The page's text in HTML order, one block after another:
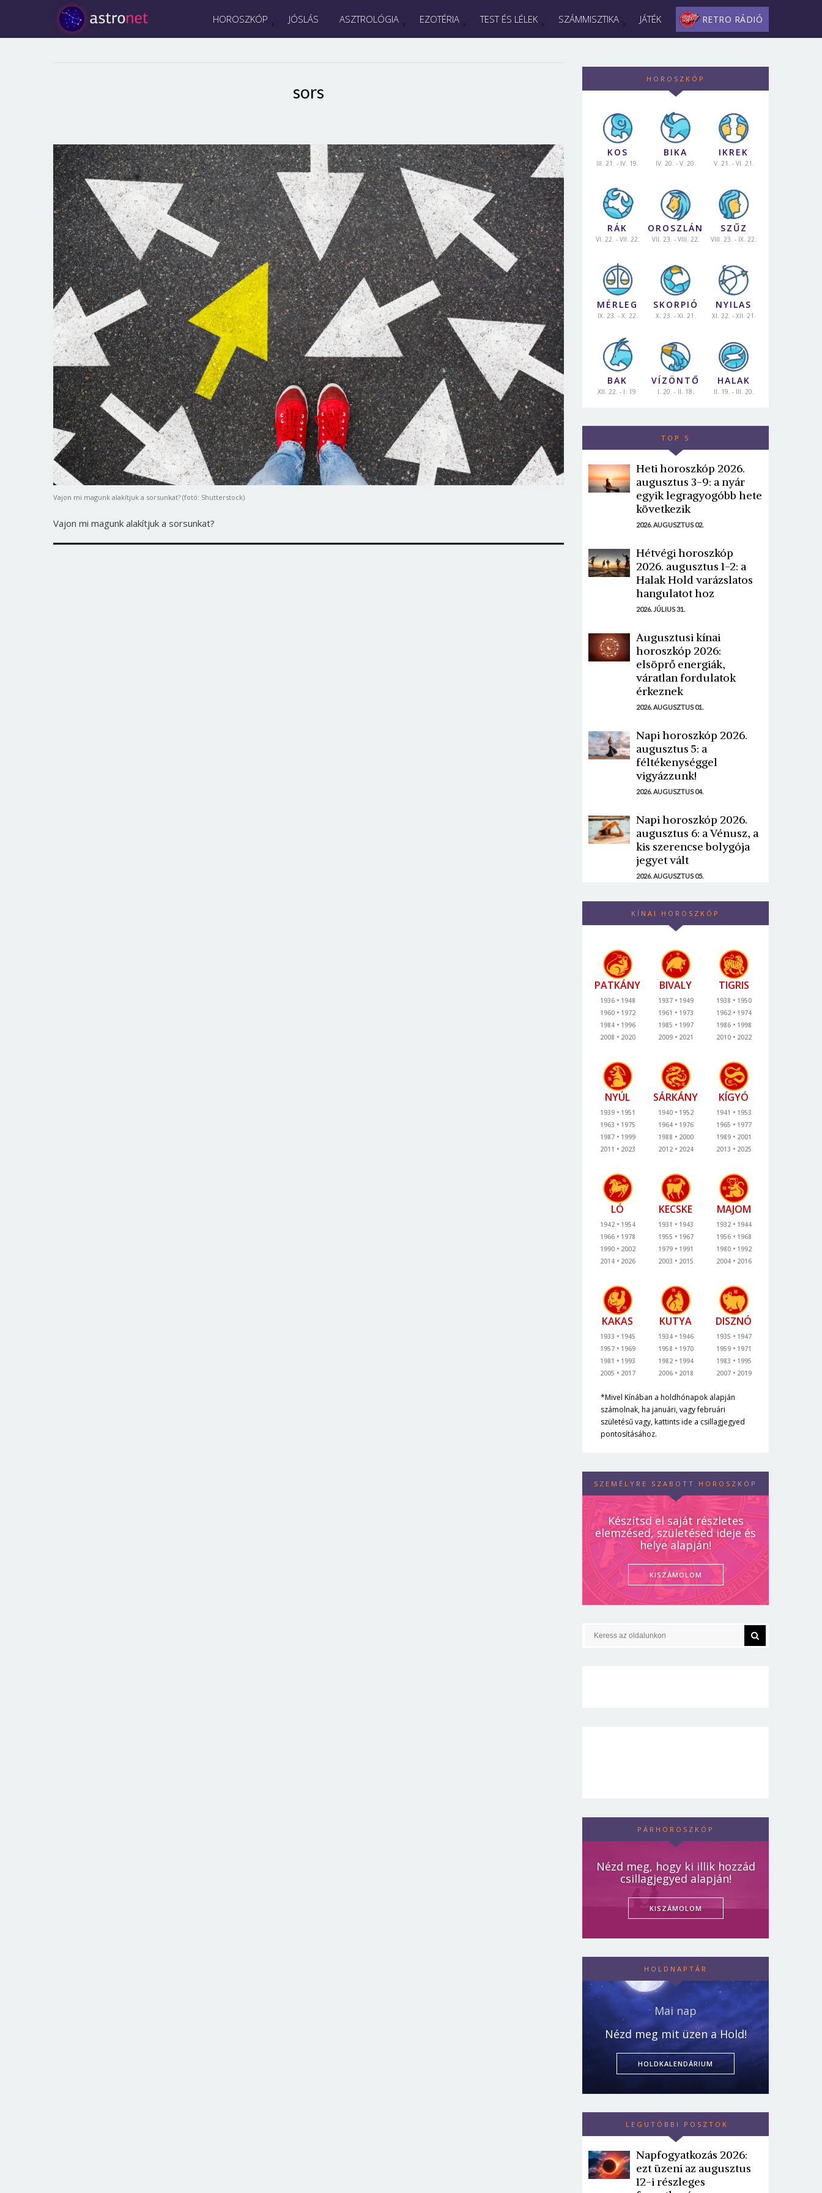
HOROSZKÓP JÓSLÁS ASZTROLÓGIA EZOTÉRIA TEST ÉS LÉLEK SZÁMMISZTIKA JÁTÉK RETRO RÁDIÓ
sors
Vajon mi magunk alakítjuk a sorsunkat? (fotó: Shutterstock)
Vajon mi magunk alakítjuk a sorsunkat?
HOROSZKÓP
KOS
III. 21. - IV. 19.
BIKA
IV. 20. - V. 20.
IKREK
V. 21. - VI. 21.
RÁK
VI. 22. - VII. 22.
OROSZLÁN
VII. 23. - VIII. 22.
SZŰZ
VIII. 23. - IX. 22.
MÉRLEG
IX. 23. - X. 22.
SKORPIÓ
X. 23. - XI. 21.
NYILAS
XI. 22. - XII. 21.
BAK
XII. 22. - I. 19.
VÍZÖNTŐ
I. 20. - II. 18.
HALAK
II. 19. - III. 20.
TOP 5
Heti horoszkóp 2026.
augusztus 3-9: a nyár
egyik legragyogóbb hete
következik
2026. AUGUSZTUS 02.
Hétvégi horoszkóp
2026. augusztus 1-2: a
Halak Hold varázslatos
hangulatot hoz
2026. JÚLIUS 31.
Augusztusi kínai
horoszkóp 2026:
elsöprő energiák,
váratlan fordulatok
érkeznek
2026. AUGUSZTUS 01.
Napi horoszkóp 2026.
augusztus 5: a
féltékenységgel
vigyázzunk!
2026. AUGUSZTUS 04.
Napi horoszkóp 2026.
augusztus 6: a Vénusz, a
kis szerencse bolygója
jegyet vált
2026. AUGUSZTUS 05.
KÍNAI HOROSZKÓP
PATKÁNY
1936
1948
1960
1972
1984
1996
2008
2020
BIVALY
1937
1949
1961
1973
1985
1997
2009
2021
TIGRIS
1938
1950
1962
1974
1986
1998
2010
2022
NYÚL
1939
1951
1963
1975
1987
1999
2011
2023
SÁRKÁNY
1940
1952
1964
1976
1988
2000
2012
2024
KÍGYÓ
1941
1953
1965
1977
1989
2001
2013
2025
LÓ
1942
1954
1966
1978
1990
2002
2014
2026
KECSKE
1931
1943
1955
1967
1979
1991
2003
2015
MAJOM
1932
1944
1956
1968
1980
1992
2004
2016
KAKAS
1933
1945
1957
1969
1981
1993
2005
2017
KUTYA
1934
1946
1958
1970
1982
1994
2006
2018
DISZNÓ
1935
1947
1959
1971
1983
1995
2007
2019
*Mivel Kínában a holdhónapok alapján
számolnak, ha januári, vagy februári
születésű vagy, kattints ide a csillagjegyed
pontosításához.
SZEMÉLYRE SZABOTT HOROSZKÓP
Készítsd el saját részletes
elemzésed, születésed ideje és
helye alapján!
KISZÁMOLOM
PÁRHOROSZKÓP
Nézd meg, hogy ki illik hozzád
csillagjegyed alapján!
KISZÁMOLOM
HOLDNAPTÁR
Mai nap
Nézd meg mit üzen a Hold!
HOLDKALENDÁRIUM
LEGUTÓBBI POSZTOK
Napfogyatkozás 2026:
ezt üzeni az augusztus
12-i részleges